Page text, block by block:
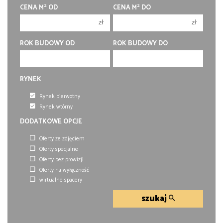
4 pokoje
6 pokoi
4 pokoje
6 pokoi
CENA M2 OD
zł
CENA M2 DO
zł
ROK BUDOWY OD ROK BUDOWY DO
RYNEK
Rynek pierwotny
Rynek wtórny
DODATKOWE OPCJE
Oferty ze zdjęciem
Oferty specjalne
Oferty bez prowizji
Oferty na wyłączność
wirtualne spacery
szukaj